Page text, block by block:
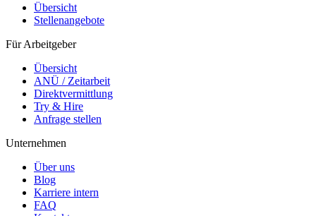
Übersicht
Stellenangebote
Für Arbeitgeber
Übersicht
ANÜ / Zeitarbeit
Direktvermittlung
Try & Hire
Anfrage stellen
Unternehmen
Über uns
Blog
Karriere intern
FAQ